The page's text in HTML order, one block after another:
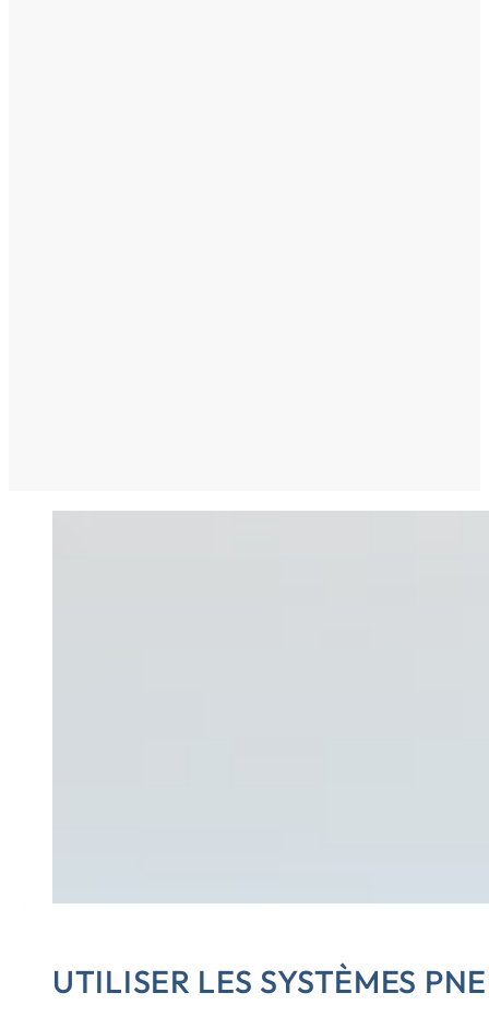
UTILISER LES SYSTÈMES